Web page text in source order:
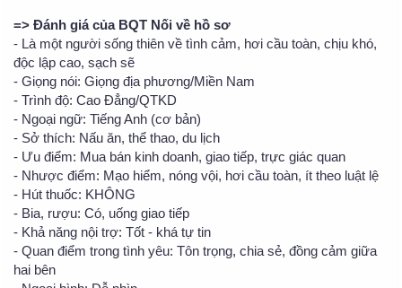
=> Đánh giá của BQT Nối về hồ sơ
- Là một người sống thiên về tình cảm, hơi cầu toàn, chịu khó,
độc lập cao, sạch sẽ
- Giọng nói: Giọng địa phương/Miền Nam
- Trình độ: Cao Đẳng/QTKD
- Ngoại ngữ: Tiếng Anh (cơ bản)
- Sở thích: Nấu ăn, thể thao, du lịch
- Ưu điểm: Mua bán kinh doanh, giao tiếp, trực giác quan
- Nhược điểm: Mạo hiểm, nóng vội, hơi cầu toàn, ít theo luật lệ
- Hút thuốc: KHÔNG
- Bia, rượu: Có, uống giao tiếp
- Khả năng nội trợ: Tốt - khá tự tin
- Quan điểm trong tình yêu: Tôn trọng, chia sẻ, đồng cảm giữa
hai bên